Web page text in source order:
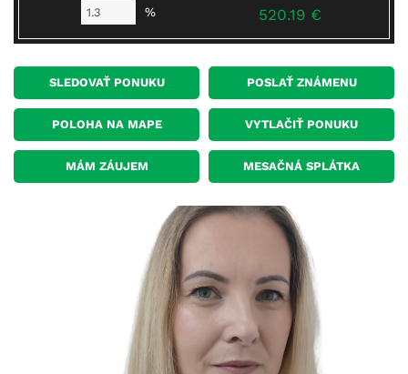
%
520.19 €
SLEDOVAŤ PONUKU POSLAŤ ZNÁMENU
POLOHA NA MAPE VYTLAČIŤ PONUKU
MÁM ZÁUJEM MESAČNÁ SPLÁTKA